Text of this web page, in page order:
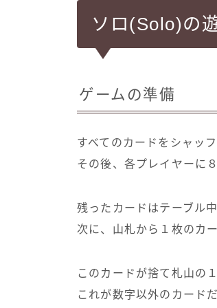
ソロ(Solo)の
ゲームの準備
すべてのカードをシャッフ
その後、各プレイヤーに
残ったカードはテーブル
次に、山札から１枚のカ
このカードが捨て札山の
これが数字以外のカード